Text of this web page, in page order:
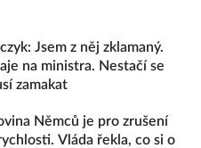
Jsem z něj zklamaný.
na ministra. Nestačí se
zamakat
Němců je pro zrušení
Vláda řekla, co si o